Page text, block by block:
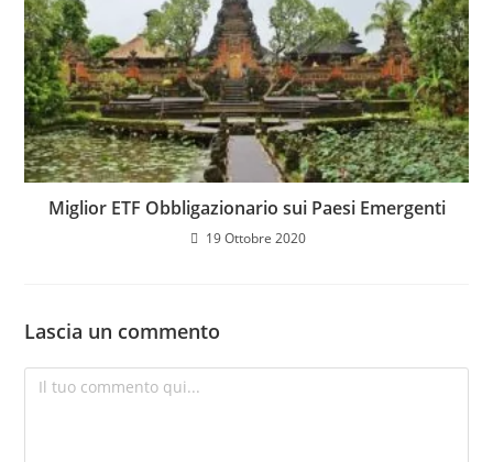
Miglior ETF Obbligazionario sui Paesi Emergenti
19 Ottobre 2020
Lascia un commento